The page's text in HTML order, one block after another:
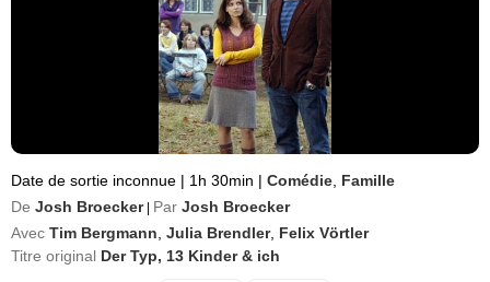
Date de sortie inconnue | 1h 30min | Comédie Famille
De Josh Broecker Par Josh Broecker
Avec Tim Bergmann Julia Brendler, Felix Vörtler
Titre original Der Typ, 13 Kinder & ich